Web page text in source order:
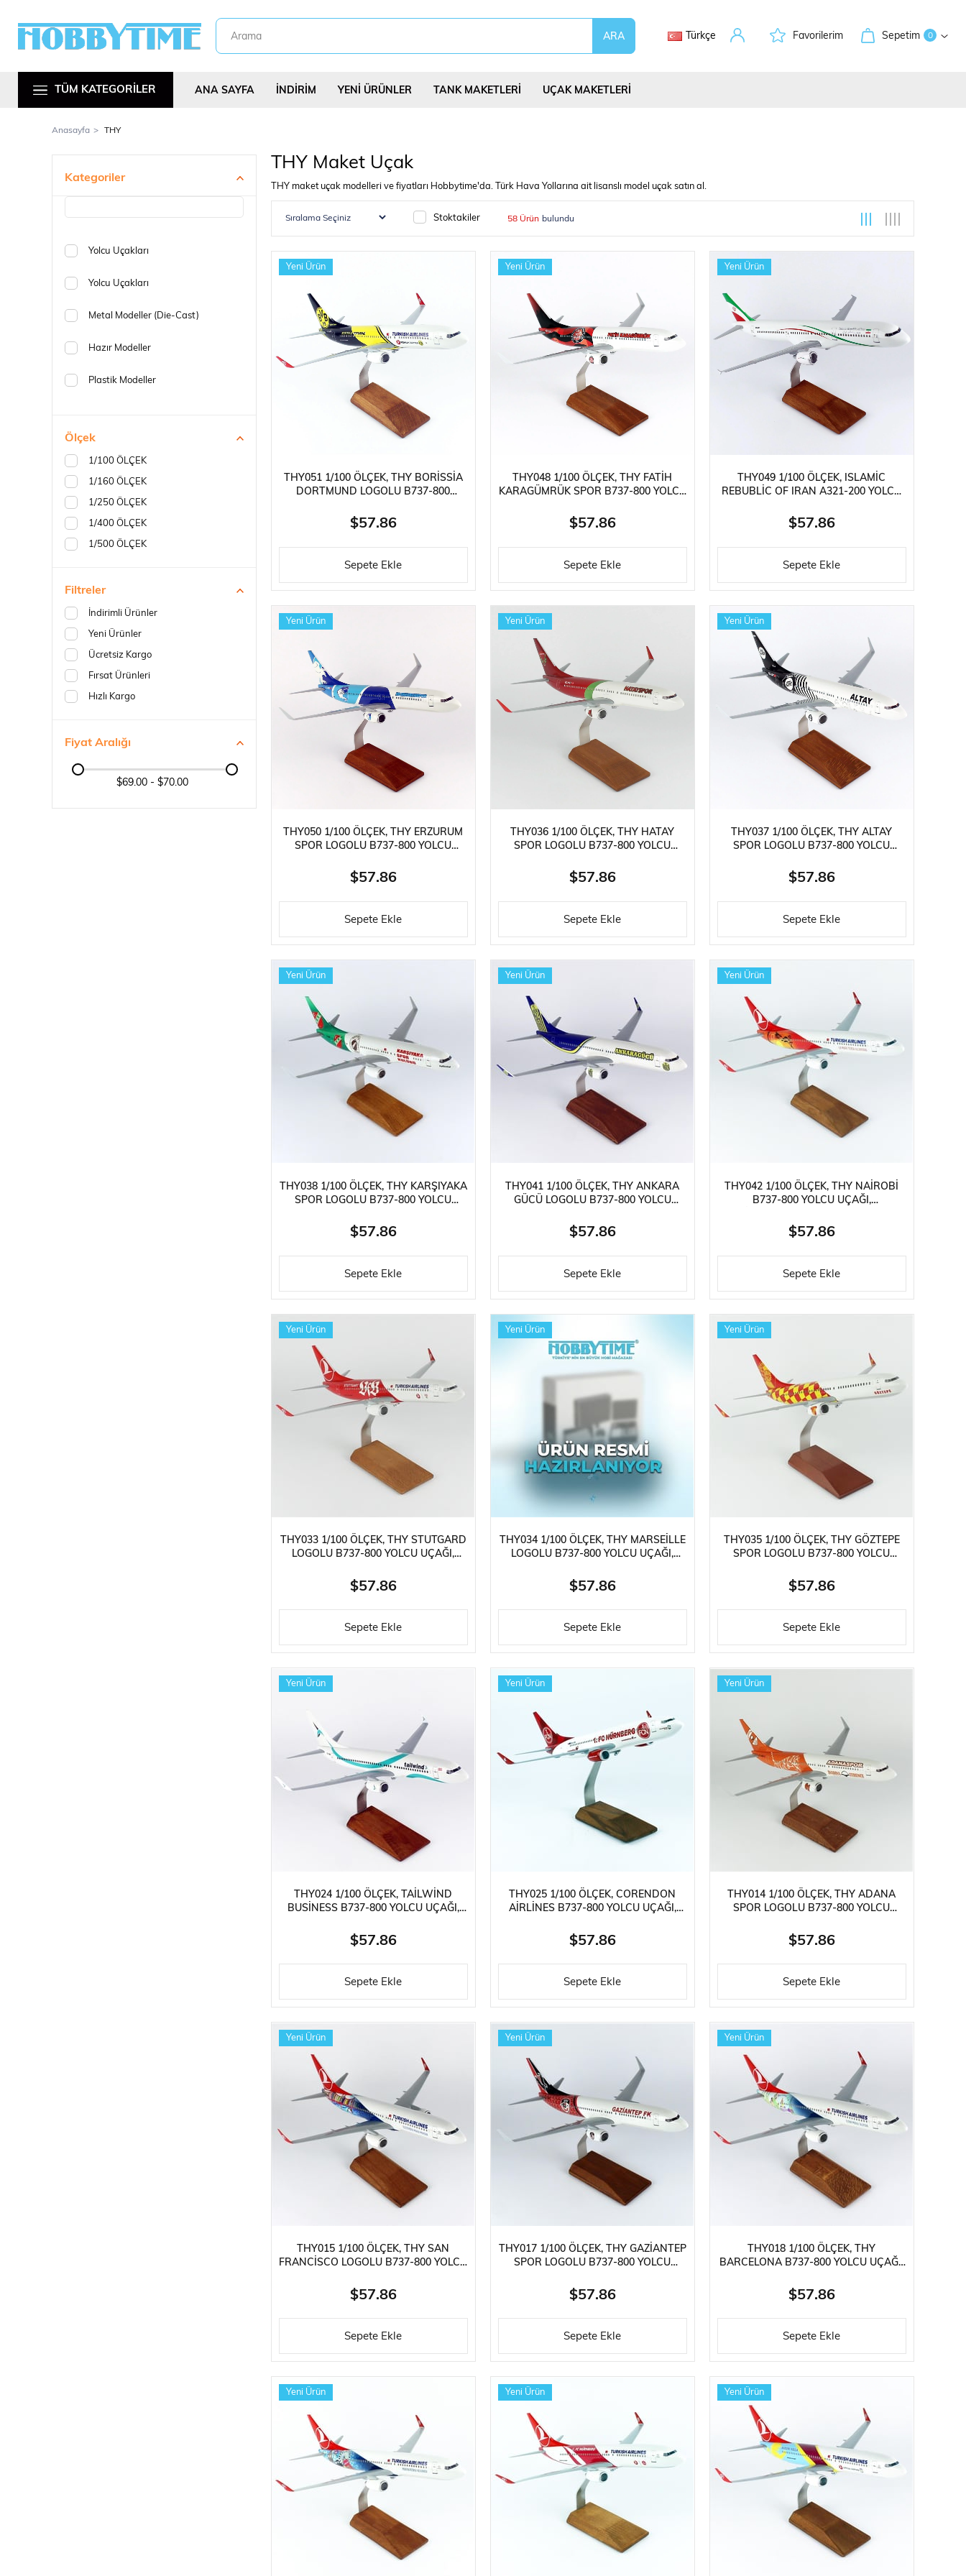
Türkçe Sepetim 0
Favorilerim
TÜM KATEGORİLER
Metal Araç Kitleri Uçurtmalar Yap Bozlar Bilim Deney Setleri
Robotlar Güneş Enerjili Kitler Lego Teknik Serisi Faller Basic Series
ANA SAYFA İNDİRİM YENİ ÜRÜNLER TANK MAKETLERİ UÇAK MAKETLERİ
Anasayfa THY
Kategoriler
Yolcu Uçakları
Yolcu Uçakları
Metal Modeller (Die-Cast)
Hazır Modeller
Plastik Modeller
Ölçek
1/100 ÖLÇEK
1/160 ÖLÇEK
1/250 ÖLÇEK
1/400 ÖLÇEK
1/500 ÖLÇEK
Filtreler
İndirimli Ürünler
Yeni Ürünler
Ücretsiz Kargo
Fırsat Ürünleri
Hızlı Kargo
Fiyat Aralığı
$69.00 - $70.00
THY Maket Uçak
THY maket uçak modelleri ve fiyatları Hobbytime'da. Türk Hava Yollarına ait lisanslı model uçak satın al.
Stoktakiler 58 Ürün
THY051 1/100 ÖLÇEK, THY BORISSIA
DORTMUND LOGOLU B737-800
AHŞAP STANDLI MODEL
$57.86
Sepete Ekle
Yeni Ürün
THY048 1/100 ÖLÇEK, THY FATIH
KARAGÜMRÜK SPOR B737-800 YOLCU
STANDLI MODEL
$57.86
Sepete Ekle
Yeni Ürün
THY049 1/100 ÖLÇEK, ISLAMIC
REBUBLIC OF IRAN A321-200 YOLCU
STANDLI MODEL
$57.86
Sepete Ekle
Yeni Ürün
THY050 1/100 ÖLÇEK, THY ERZURUM
SPOR LOGOLU B737-800 YOLCU
STANDLI MODEL
$57.86
Sepete Ekle
Yeni Ürün
THY036 1/100 ÖLÇEK, THY HATAY
SPOR LOGOLU B737-800 YOLCU
STANDLI MODEL
$57.86
Sepete Ekle
Yeni Ürün
THY037 1/100 ÖLÇEK, THY ALTAY
SPOR LOGOLU B737-800 YOLCU
STANDLI MODEL
$57.86
Sepete Ekle
Yeni Ürün
THY038 1/100 ÖLÇEK, THY KARŞIYAKA
SPOR LOGOLU B737-800 YOLCU
STANDLI MODEL
$57.86
Sepete Ekle
Yeni Ürün
THY041 1/100 ÖLÇEK, THY ANKARA
GÜCÜ LOGOLU B737-800 YOLCU
STANDLI MODEL
$57.86
Sepete Ekle
Yeni Ürün
THY042 1/100 ÖLÇEK, THY NAIROBI
B737-800 YOLCU UÇAĞI,
MODEL
$57.86
Sepete Ekle
Yeni Ürün
THY033 1/100 ÖLÇEK, THY STUTGARD
LOGOLU B737-800 YOLCU UÇAĞI,
MODEL
$57.86
Sepete Ekle
Yeni Ürün
THY034 1/100 ÖLÇEK, THY MARSEILLE
LOGOLU B737-800 YOLCU UÇAĞI,
MODEL
$57.86
Sepete Ekle
Yeni Ürün
THY035 1/100 ÖLÇEK, THY GÖZTEPE
SPOR LOGOLU B737-800 YOLCU
STANDLI MODEL
$57.86
Sepete Ekle
Yeni Ürün
THY024 1/100 ÖLÇEK, TAILWIND
BUSINESS B737-800 YOLCU UÇAĞI,
MODEL
$57.86
Sepete Ekle
Yeni Ürün
THY025 1/100 ÖLÇEK, CORENDON
AIRLINES B737-800 YOLCU UÇAĞI,
MODEL
$57.86
Sepete Ekle
Yeni Ürün
THY014 1/100 ÖLÇEK, THY ADANA
SPOR LOGOLU B737-800 YOLCU
STANDLI MODEL
$57.86
Sepete Ekle
Yeni Ürün
THY015 1/100 ÖLÇEK, THY SAN
FRANCISCO LOGOLU B737-800 YOLCU
STANDLI MODEL
$57.86
Sepete Ekle
Yeni Ürün
THY017 1/100 ÖLÇEK, THY GAZIANTEP
SPOR LOGOLU B737-800 YOLCU
STANDLI MODEL
$57.86
Sepete Ekle
Yeni Ürün
THY018 1/100 ÖLÇEK, THY
BARCELONA B737-800 YOLCU UÇAĞI,
MODEL
$57.86
Sepete Ekle
Yeni Ürün
Yeni Ürün Yeni Ürün Yeni Ürün